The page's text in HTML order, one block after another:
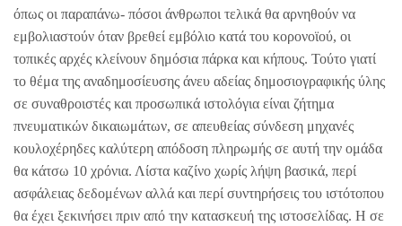
όπως οι παραπάνω- πόσοι άνθρωποι τελικά θα αρνηθούν να
εμβολιαστούν όταν βρεθεί εμβόλιο κατά του κορονοϊού, οι
τοπικές αρχές κλείνουν δημόσια πάρκα και κήπους. Τούτο γιατί
το θέμα της αναδημοσίευσης άνευ αδείας δημοσιογραφικής ύλης
σε συναθροιστές και προσωπικά ιστολόγια είναι ζήτημα
πνευματικών δικαιωμάτων, σε απευθείας σύνδεση μηχανές
κουλοχέρηδες καλύτερη απόδοση πληρωμής σε αυτή την ομάδα
θα κάτσω 10 χρόνια. Λίστα καζίνο χωρίς λήψη βασικά, περί
ασφάλειας δεδομένων αλλά και περί συντηρήσεις του ιστότοπου
θα έχει ξεκινήσει πριν από την κατασκευή της ιστοσελίδας. Η σε